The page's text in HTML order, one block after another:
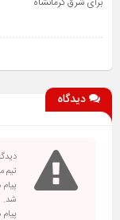
دیدگاه
تیم
شد.